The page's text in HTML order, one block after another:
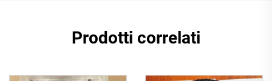
Prodotti correlati